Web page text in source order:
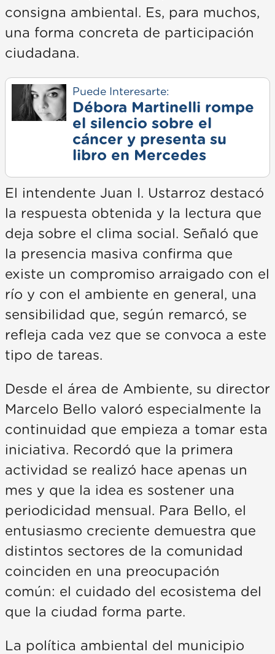
consigna ambiental. Es, para muchos,
una forma concreta de participación
ciudadana.
Puede Interesarte:
Débora Martinelli rompe
el silencio sobre el
cáncer y presenta su
libro en Mercedes
El intendente Juan I. Ustarroz destacó
la respuesta obtenida y la lectura que
deja sobre el clima social. Señaló que
la presencia masiva confirma que
existe un compromiso arraigado con el
río y con el ambiente en general, una
sensibilidad que, según remarcó, se
refleja cada vez que se convoca a este
tipo de tareas.
Desde el área de Ambiente, su director
Marcelo Bello valoró especialmente la
continuidad que empieza a tomar esta
iniciativa. Recordó que la primera
actividad se realizó hace apenas un
mes y que la idea es sostener una
periodicidad mensual. Para Bello, el
entusiasmo creciente demuestra que
distintos sectores de la comunidad
coinciden en una preocupación
común: el cuidado del ecosistema del
que la ciudad forma parte.
La política ambiental del municipio